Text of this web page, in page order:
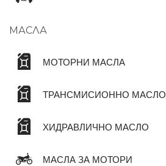
МАСЛА
МОТОРНИ МАСЛА
ТРАНСМИСИОННО МАСЛО
ХИДРАВЛИЧНО МАСЛО
МАСЛА ЗА МОТОРИ